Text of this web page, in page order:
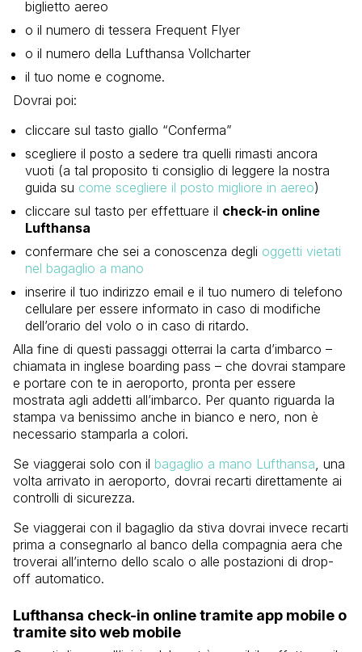
biglietto aereo
o il numero di tessera Frequent Flyer
o il numero della Lufthansa Vollcharter
il tuo nome e cognome.
Dovrai poi:
cliccare sul tasto giallo “Conferma”
scegliere il posto a sedere tra quelli rimasti ancora
vuoti (a tal proposito ti consiglio di leggere la nostra
guida su come scegliere il posto migliore in aereo)
cliccare sul tasto per effettuare il check-in online
Lufthansa
confermare che sei a conoscenza degli oggetti vietati
nel bagaglio a mano
inserire il tuo indirizzo email e il tuo numero di telefono
cellulare per essere informato in caso di modifiche
dell’orario del volo o in caso di ritardo.
Alla fine di questi passaggi otterrai la carta d’imbarco –
chiamata in inglese boarding pass – che dovrai stampare
e portare con te in aeroporto, pronta per essere
mostrata agli addetti all’imbarco. Per quanto riguarda la
stampa va benissimo anche in bianco e nero, non è
necessario stamparla a colori.
Se viaggerai solo con il bagaglio a mano Lufthansa , una
volta arrivato in aeroporto, dovrai recarti direttamente ai
controlli di sicurezza.
Se viaggerai con il bagaglio da stiva dovrai invece recarti
prima a consegnarlo al banco della compagnia aera che
troverai all’interno dello scalo o alle postazioni di drop-
off automatico.
Lufthansa check-in online tramite app mobile o
tramite sito web mobile